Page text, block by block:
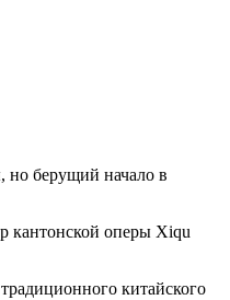
но берущий начало в
кантонской оперы Xiqu
китайского